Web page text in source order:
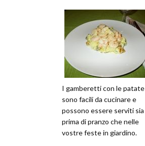
I gamberetti con le patate
sono facili da cucinare e
possono essere serviti sia
prima di pranzo che nelle
vostre feste in giardino.